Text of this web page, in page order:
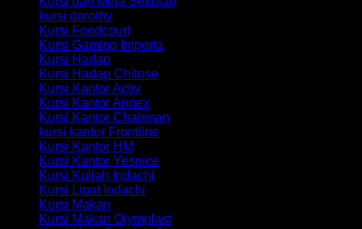
kursi dorothy
Kursi Foodcourt
Kursi Gaming Importa
Kursi Hadap
Kursi Hadap Chitose
Kursi Kantor Activ
Kursi Kantor Annex
Kursi Kantor Chairman
kursi kantor Frontline
Kursi Kantor HM
Kursi Kantor Yesnice
Kursi Kuliah Indachi
Kursi Lipat Indachi
Kursi Makan
Kursi Makan Olymplast